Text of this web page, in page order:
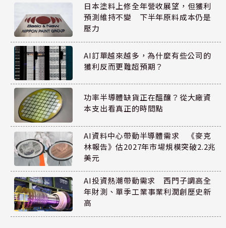
日本塗料上修全年營收展望，但獲利
預測維持不變 下半年原料成本仍是
壓力
AI訂單越來越多，為什麼有些公司的
獲利反而更難超預期？
功率半導體缺貨正在醞釀？從大廠資
本支出看真正的時間點
AI資料中心帶動半導體需求 《麥克
林報告》估2027年市場規模突破2.2兆
美元
AI投資熱潮帶動需求 西門子調高全
年財測、單季工業事業利潤創歷史新
高